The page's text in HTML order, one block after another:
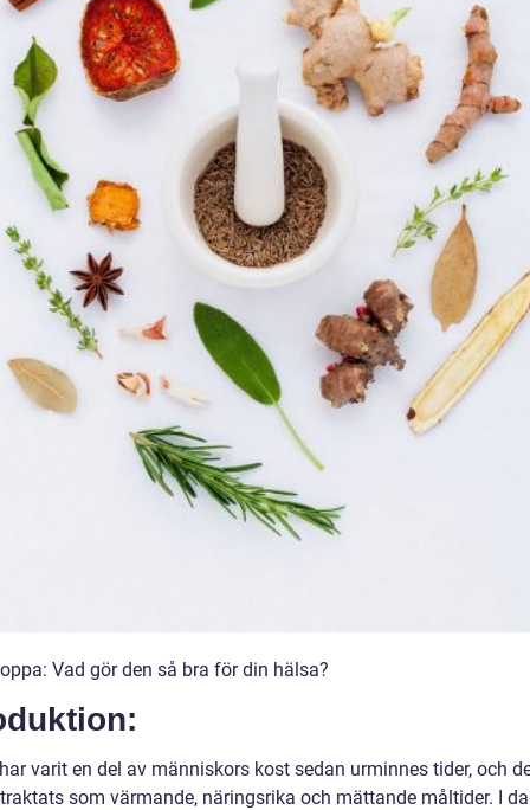
Vad gör den så bra för din hälsa?
varit en del av människors kost sedan urminnes tider, och
som värmande, näringsrika och mättande måltider. I